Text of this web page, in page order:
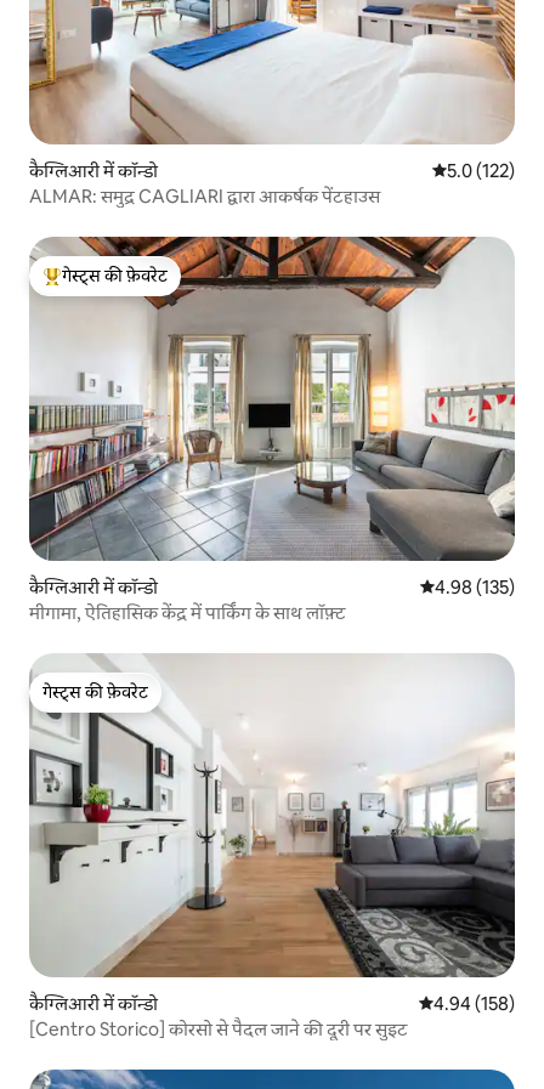
कैग्लिआरी में कॉन्डो औसत रेटिंग 5 में
5.0 (122)
ALMAR: समुद्र CAGLIARI द्वारा आकर्षक पेंटहाउस
गेस्ट्स का टॉप फ़ेवरेट
गेस्ट्स की फ़ेवरेट
कैग्लिआरी में कॉन्डो औसत रेटिंग 5 में से
4.98 (135)
मीगामा, ऐतिहासिक केंद्र में पार्किंग के साथ लॉफ़्ट
गेस्ट्स की फ़ेवरेट
गेस्ट्स की फ़ेवरेट
कैग्लिआरी में कॉन्डो औसत रेटिंग 5 में से
4.94 (158)
[Centro Storico] कोरसो से पैदल जाने की दूरी पर सुइट